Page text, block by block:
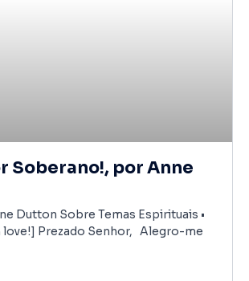
Soberano!, por Anne
Dutton Sobre Temas Espirituais •
love!] Prezado Senhor, Alegro-me